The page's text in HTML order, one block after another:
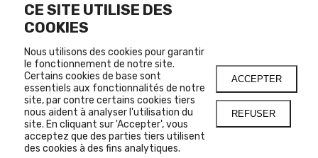
EN SAVOIR PLUS SUR
MILUTIN GUBASH
NOVI SAD, SERBIE
MONTREAL, CANADA
LIENS
CE SITE UTILISE DES
COOKIES
Nous utilisons des cookies pour garantir
le fonctionnement de notre site.
Certains cookies de base sont
essentiels aux fonctionnalités de notre
site, par contre certains cookies tiers
nous aident à analyser l'utilisation du
site. En cliquant sur 'Accepter', vous
acceptez que des parties tiers utilisent
des cookies à des fins analytiques.
ACCEPTER
REFUSER